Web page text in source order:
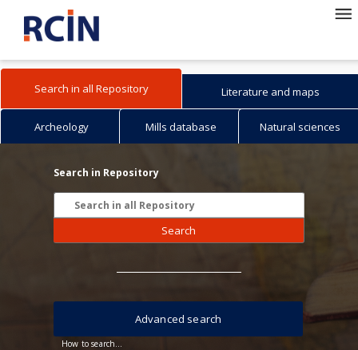
Search in all Repository Literature and maps
Archeology Mills database Natural sciences
Search in Repository
Search
How to search...
Advanced search